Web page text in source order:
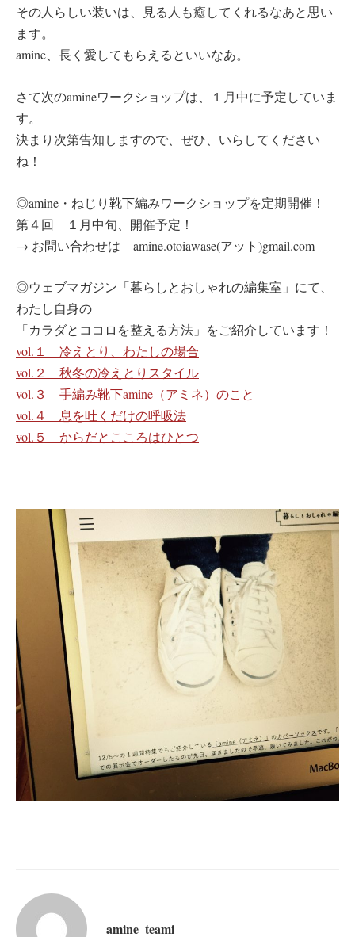
その人らしい装いは、見る人も癒してくれるなあと思い
ます。
amine、長く愛してもらえるといいなあ。
さて次のamineワークショップは、１月中に予定していま
す。
決まり次第告知しますので、ぜひ、いらしてください
ね！
◎amine・ねじり靴下編みワークショップを定期開催！
第４回 １月中旬、開催予定！
→ お問い合わせは amine.otoiawase(アット)gmail.com
◎ウェブマガジン「暮らしとおしゃれの編集室」にて、
わたし自身の
「カラダとココロを整える方法」をご紹介しています！
vol.１ 冷えとり、わたしの場合
vol.２ 秋冬の冷えとりスタイル
vol.３ 手編み靴下amine（アミネ）のこと
vol.４ 息を吐くだけの呼吸法
vol.５ からだとこころはひとつ
amine_teami